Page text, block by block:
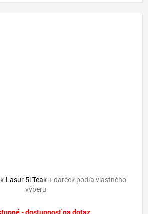
Lasur 5l Teak+ darček podľa vlastného
výberu